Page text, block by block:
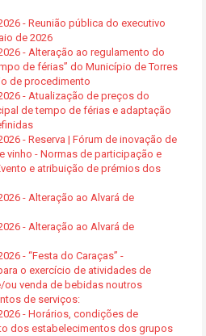
- Reunião pública do executivo
de 2026
- Alteração ao regulamento do
de férias” do Município de Torres
de procedimento
- Atualização de preços do
de tempo de férias e adaptação
- Reserva | Fórum de inovação de
vinho - Normas de participação e
e atribuição de prémios dos
- Alteração ao Alvará de
- Alteração ao Alvará de
- “Festa do Caraças” -
o exercício de atividades de
ou venda de bebidas noutros
de serviços:
- Horários, condições de
dos estabelecimentos dos grupos